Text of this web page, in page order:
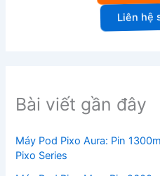
Liên hệ
Bài viết gần đây
Máy Pod Pixo Aura: Pin
Pixo Series